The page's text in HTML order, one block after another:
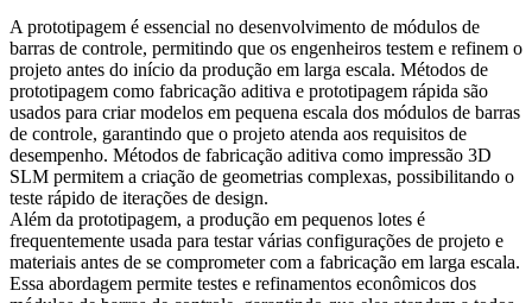
A prototipagem é essencial no desenvolvimento de módulos de
barras de controle, permitindo que os engenheiros testem e refinem o
projeto antes do início da produção em larga escala. Métodos de
prototipagem como fabricação aditiva e prototipagem rápida são
usados para criar modelos em pequena escala dos módulos de barras
de controle, garantindo que o projeto atenda aos requisitos de
desempenho. Métodos de fabricação aditiva como impressão 3D
SLM permitem a criação de geometrias complexas, possibilitando o
teste rápido de iterações de design.
Além da prototipagem, a produção em pequenos lotes é
frequentemente usada para testar várias configurações de projeto e
materiais antes de se comprometer com a fabricação em larga escala.
Essa abordagem permite testes e refinamentos econômicos dos